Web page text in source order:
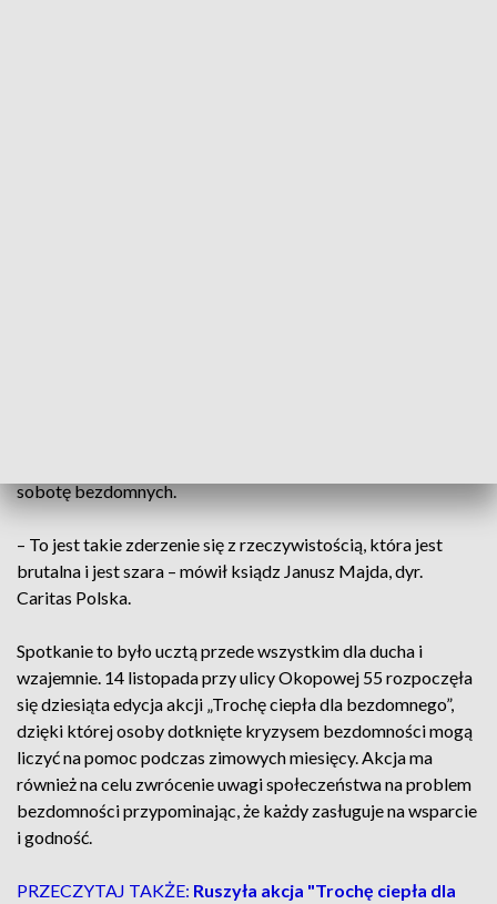
sobotę bezdomnych.
– To jest takie zderzenie się z rzeczywistością, która jest
brutalna i jest szara – mówił ksiądz Janusz Majda, dyr.
Caritas Polska.
Spotkanie to było ucztą przede wszystkim dla ducha i
wzajemnie. 14 listopada przy ulicy Okopowej 55 rozpoczęła
się dziesiąta edycja akcji „Trochę ciepła dla bezdomnego”,
dzięki której osoby dotknięte kryzysem bezdomności mogą
liczyć na pomoc podczas zimowych miesięcy. Akcja ma
również na celu zwrócenie uwagi społeczeństwa na problem
bezdomności przypominając, że każdy zasługuje na wsparcie
i godność.
PRZECZYTAJ TAKŻE: Ruszyła akcja "Trochę ciepła dla